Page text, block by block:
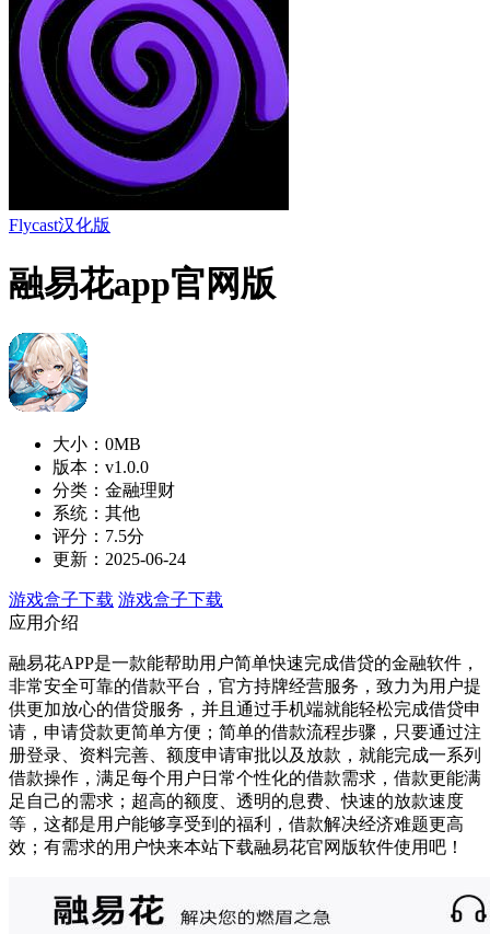
Flycast汉化版
融易花app官网版
大小：0MB
版本：v1.0.0
分类：金融理财
系统：其他
评分：7.5分
更新：2025-06-24
游戏盒子下载 游戏盒子下载
应用介绍
融易花APP是一款能帮助用户简单快速完成借贷的金融软件，
非常安全可靠的借款平台，官方持牌经营服务，致力为用户提
供更加放心的借贷服务，并且通过手机端就能轻松完成借贷申
请，申请贷款更简单方便；简单的借款流程步骤，只要通过注
册登录、资料完善、额度申请审批以及放款，就能完成一系列
借款操作，满足每个用户日常个性化的借款需求，借款更能满
足自己的需求；超高的额度、透明的息费、快速的放款速度
等，这都是用户能够享受到的福利，借款解决经济难题更高
效；有需求的用户快来本站下载融易花官网版软件使用吧！